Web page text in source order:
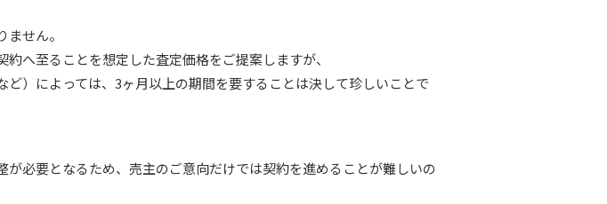
せん。
へ至ることを想定した査定価格をご提案しますが、
）によっては、3ヶ月以上の期間を要することは決して珍しいことで
必要となるため、売主のご意向だけでは契約を進めることが難しいの